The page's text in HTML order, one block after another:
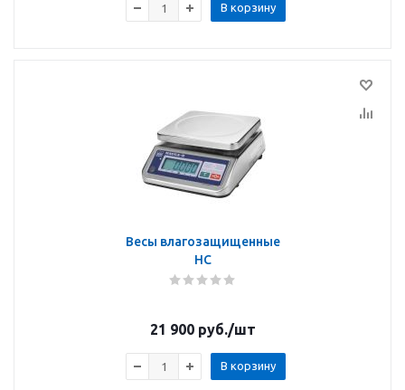
В корзину
Весы влагозащищенные
НС
21 900 руб./шт
В корзину